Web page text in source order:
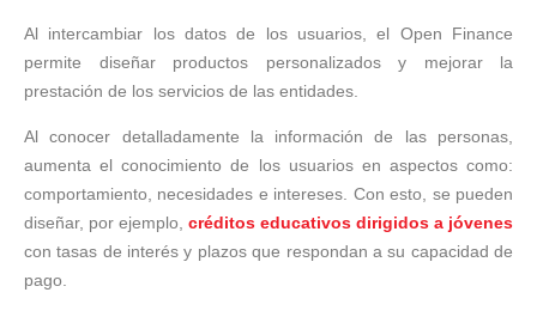
Al intercambiar los datos de los usuarios, el Open Finance
permite diseñar productos personalizados y mejorar la
prestación de los servicios de las entidades.
Al conocer detalladamente la información de las personas,
aumenta el conocimiento de los usuarios en aspectos como:
comportamiento, necesidades e intereses. Con esto, se pueden
diseñar, por ejemplo, créditos educativos dirigidos a jóvenes
con tasas de interés y plazos que respondan a su capacidad de
pago.